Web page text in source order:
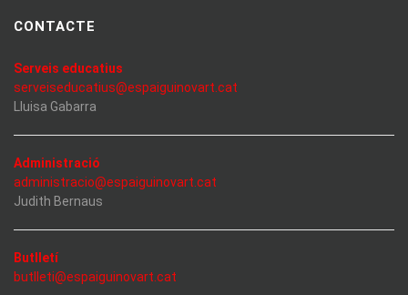
CONTACTE
Serveis educatius
serveiseducatius@espaiguinovart.cat
Lluisa Gabarra
Administració
administracio@espaiguinovart.cat
Judith Bernaus
Butlletí
butlleti@espaiguinovart.cat